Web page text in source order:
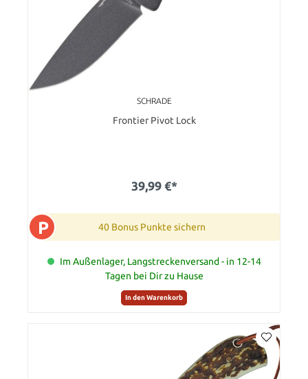
SCHRADE
Frontier Pivot Lock
39,99 €*
P 40 Bonus Punkte sichern
Im Außenlager, Langstreckenversand - in 12-14
Tagen bei Dir zu Hause
In den Warenkorb